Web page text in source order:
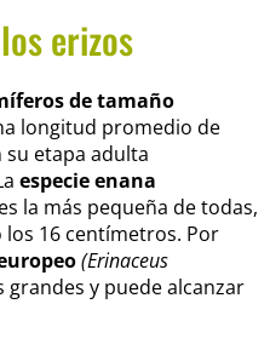
erizos
de tamaño
longitud promedio de
etapa adulta
especie enana
la más pequeña de todas,
16 centímetros. Por
(Erinaceus
grandes y puede alcanzar